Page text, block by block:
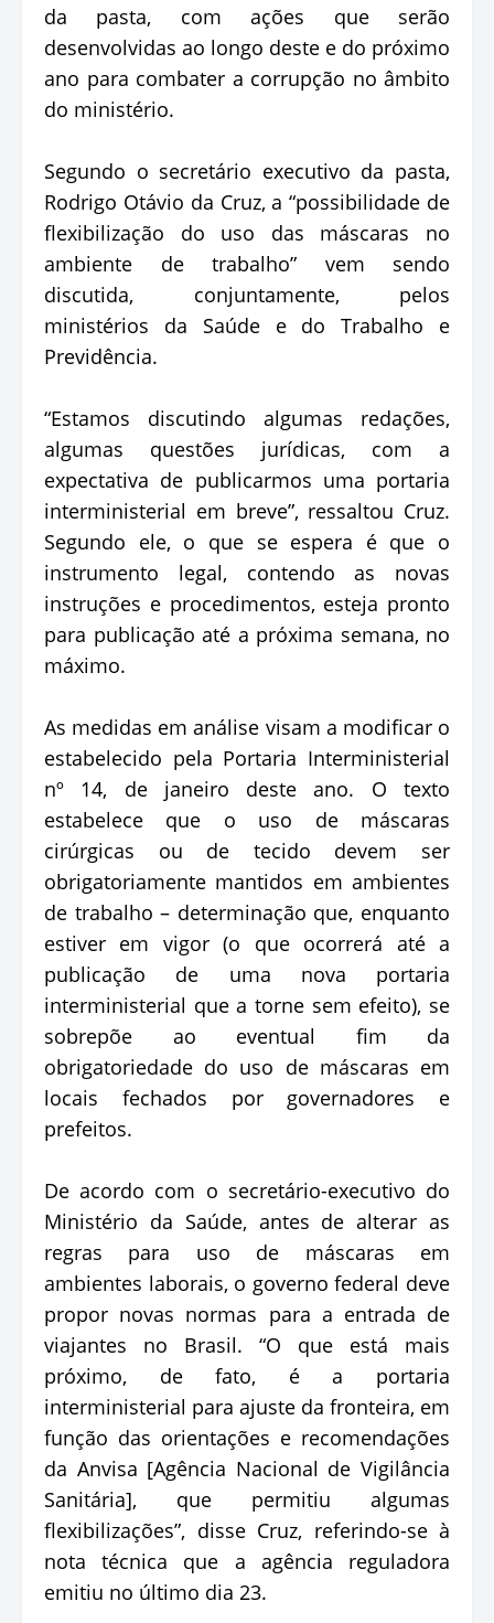
da pasta, com ações que serão
desenvolvidas ao longo deste e do próximo
ano para combater a corrupção no âmbito
do ministério.
Segundo o secretário executivo da pasta,
Rodrigo Otávio da Cruz, a “possibilidade de
flexibilização do uso das máscaras no
ambiente de trabalho” vem sendo
discutida, conjuntamente, pelos
ministérios da Saúde e do Trabalho e
Previdência.
“Estamos discutindo algumas redações,
algumas questões jurídicas, com a
expectativa de publicarmos uma portaria
interministerial em breve”, ressaltou Cruz.
Segundo ele, o que se espera é que o
instrumento legal, contendo as novas
instruções e procedimentos, esteja pronto
para publicação até a próxima semana, no
máximo.
As medidas em análise visam a modificar o
estabelecido pela Portaria Interministerial
nº 14, de janeiro deste ano. O texto
estabelece que o uso de máscaras
cirúrgicas ou de tecido devem ser
obrigatoriamente mantidos em ambientes
de trabalho – determinação que, enquanto
estiver em vigor (o que ocorrerá até a
publicação de uma nova portaria
interministerial que a torne sem efeito), se
sobrepõe ao eventual fim da
obrigatoriedade do uso de máscaras em
locais fechados por governadores e
prefeitos.
De acordo com o secretário-executivo do
Ministério da Saúde, antes de alterar as
regras para uso de máscaras em
ambientes laborais, o governo federal deve
propor novas normas para a entrada de
viajantes no Brasil. “O que está mais
próximo, de fato, é a portaria
interministerial para ajuste da fronteira, em
função das orientações e recomendações
da Anvisa [Agência Nacional de Vigilância
Sanitária], que permitiu algumas
flexibilizações”, disse Cruz, referindo-se à
nota técnica que a agência reguladora
emitiu no último dia 23.